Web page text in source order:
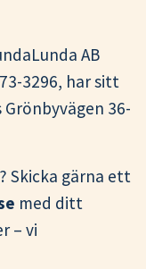
AB
3296, har sitt
36-
Skicka gärna ett
med ditt
– vi